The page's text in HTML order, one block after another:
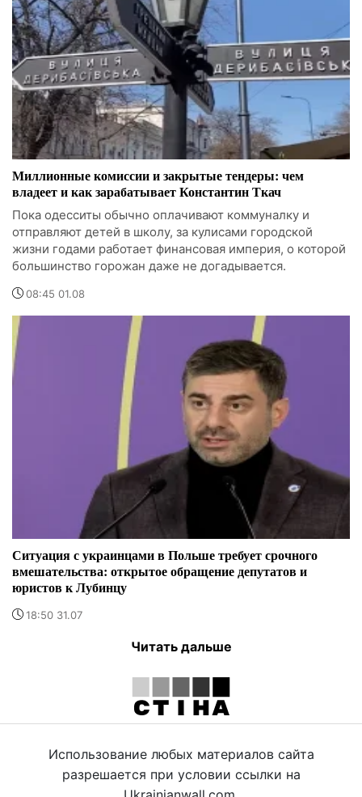
Миллионные комиссии и закрытые тендеры: чем
владеет и как зарабатывает Константин Ткач
Пока одесситы обычно оплачивают коммуналку и
отправляют детей в школу, за кулисами городской
жизни годами работает финансовая империя, о которой
большинство горожан даже не догадывается.
08:45 01.08
Ситуация с украинцами в Польше требует срочного
вмешательства: открытое обращение депутатов и
юристов к Лубинцу
18:50 31.07
Читать дальше
Использование любых материалов сайта
разрешается при условии ссылки на